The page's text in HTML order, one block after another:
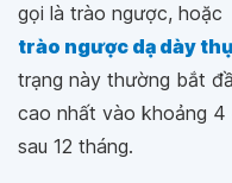
gọi là trào ngược, hoặc
trào ngược dạ dày
trạng này thường bắt
cao nhất vào khoảng 4
sau 12 tháng.